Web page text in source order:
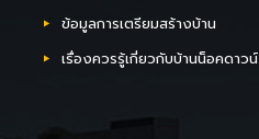
ข้อมูลการเตรียมสร้างบ้าน
เรื่องควรรู้เกี่ยวกับบ้านน็อคดาวน์